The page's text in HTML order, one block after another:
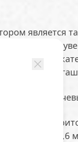
является
лишит
досрочных
и составил 72,6